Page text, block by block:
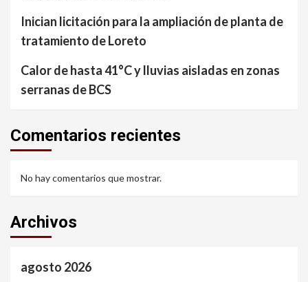
Inician licitación para la ampliación de planta de
tratamiento de Loreto
Calor de hasta 41°C y lluvias aisladas en zonas
serranas de BCS
Comentarios recientes
No hay comentarios que mostrar.
Archivos
agosto 2026